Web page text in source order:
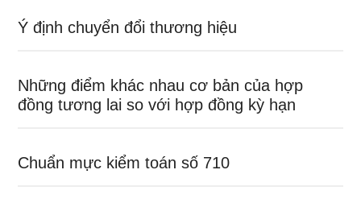
Ý định chuyển đổi thương hiệu
Những điểm khác nhau cơ bản của hợp
đồng tương lai so với hợp đồng kỳ hạn
Chuẩn mực kiểm toán số 710